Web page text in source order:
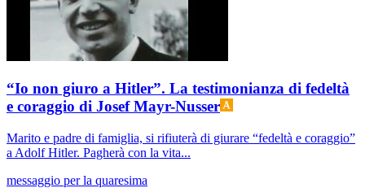
“Io non giuro a Hitler”. La testimonianza di fedeltà
e coraggio di Josef Mayr-Nusser
Marito e padre di famiglia, si rifiuterà di giurare “fedeltà e coraggio”
a Adolf Hitler. Pagherà con la vita...
messaggio per la quaresima